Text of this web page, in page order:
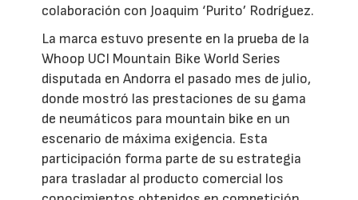
colaboración con Joaquim ‘Purito’ Rodríguez.
La marca estuvo presente en la prueba de la
Whoop UCI Mountain Bike World Series
disputada en Andorra el pasado mes de julio,
donde mostró las prestaciones de su gama
de neumáticos para mountain bike en un
escenario de máxima exigencia. Esta
participación forma parte de su estrategia
para trasladar al producto comercial los